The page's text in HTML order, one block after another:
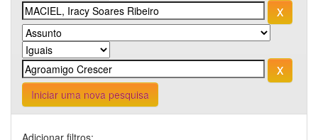
Iniciar uma nova pesquisa
Adicionar filtros: